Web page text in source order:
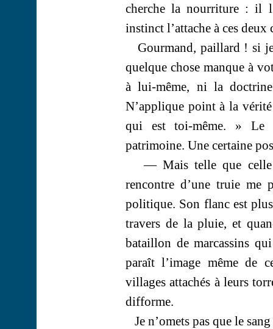
cherche la nourriture : il
instinct l’attache à ces
Gourmand, paillard !si
quelque chose manque à
à lui-même, ni la
N’applique point à la
qui est toi-même. » Le
patrimoine. Une certaine
— Mais telle que celle
rencontre d’une truie me
politique. Son flanc est
travers de la pluie, et
bataillon de marcassins
paraît l’image même de
villages attachés à leurs
difforme.
Je n’omets pas que le